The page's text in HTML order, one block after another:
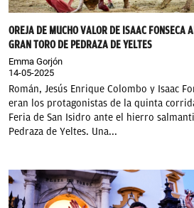
OREJA DE MUCHO VALOR DE ISAAC FONSECA
GRAN TORO DE PEDRAZA DE YELTES
Emma Gorjón
14-05-2025
Román, Jesús Enrique Colombo y Isaac
eran los protagonistas de la quinta
Feria de San Isidro ante el hierro
Pedraza de Yeltes. Una...